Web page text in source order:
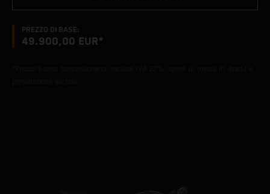
PREZZO DI BASE:
49.900,00 EUR*